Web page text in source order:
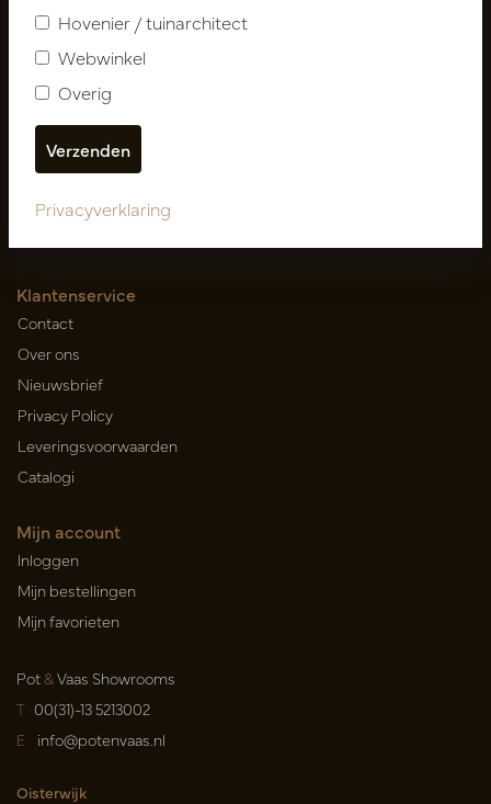
Volg ons
Nieuwsbrief
Abonneer
Klantenservice
Contact
Over ons
Nieuwsbrief
Privacy Policy
Leveringsvoorwaarden
Catalogi
Mijn account
Inloggen
Mijn bestellingen
Mijn favorieten
Pot&Vaas Showrooms
T 00(31)-13 5213002
E info@potenvaas.nl
Oisterwijk
Hovenier / tuinarchitect
Webwinkel
Overig
Privacyverklaring